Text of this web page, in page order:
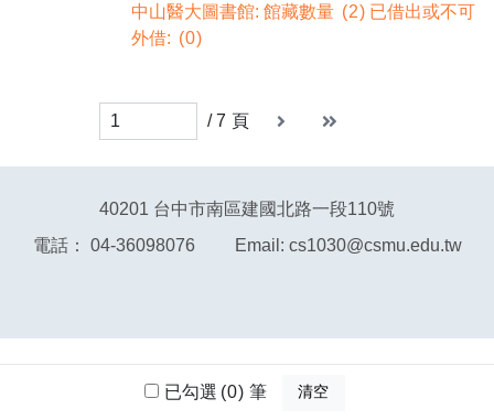
已勾選 0 筆 清空
中山醫大圖書館: 館藏數量 2 已借出或不可
外借:
0
已勾選 0 筆 清空
/ 7 頁 下一頁 末頁
40201 台中市南區建國北路一段110號
電話： 04-36098076 Email: cs1030@csmu.edu.tw